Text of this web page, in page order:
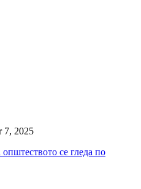
7, 2025
се гледа по